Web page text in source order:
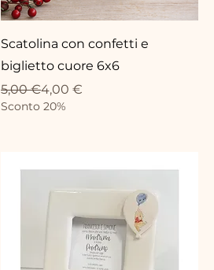
Scatolina con confetti e
biglietto cuore 6x6
Prix original
5,00 €
Prix promotionnel
4,00 €
Sconto 20%